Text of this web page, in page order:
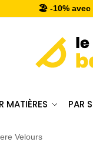
🏖️ -10% avec
MATIÈRES PAR
Velours